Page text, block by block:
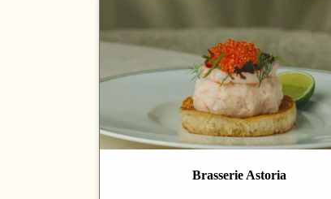
Brasserie Astoria